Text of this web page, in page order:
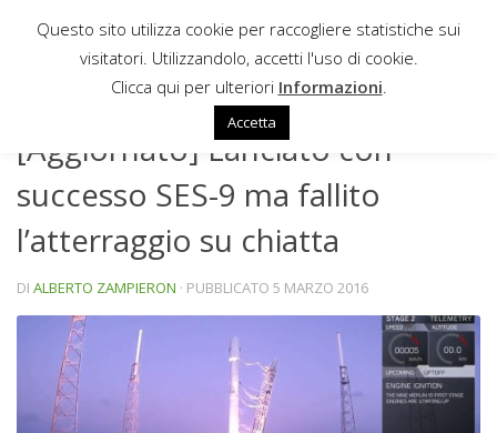
Sotto il contenuto
[Aggiornato] Lanciato con
successo SES-9 ma fallito
l’atterraggio su chiatta
DI ALBERTO ZAMPIERON · PUBBLICATO 5 MARZO 2016
Questo sito utilizza cookie per raccogliere statistiche sui
visitatori. Utilizzandolo, accetti l'uso di cookie.
Clicca qui per ulteriori Informazioni
Accetta